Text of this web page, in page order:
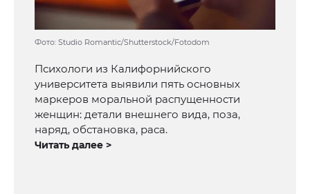
Фото: Studio Romantic/Shutterstock/Fotodom
Психологи из Калифорнийского
университета выявили пять основных
маркеров моральной распущенности
женщин: детали внешнего вида, поза,
наряд, обстановка, раса.
Читать далее >